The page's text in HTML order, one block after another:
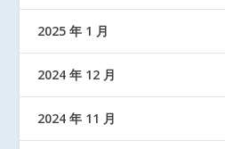
2025 年 1 月
2024 年 12 月
2024 年 11 月